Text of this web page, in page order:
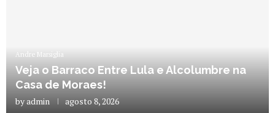
Andre Marsiglia
Veja o Barraco Entre Lula e Alcolumbre na
Casa de Moraes!
byadmin agosto 8, 2026